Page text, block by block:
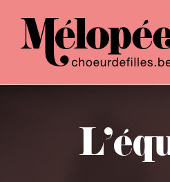
contenu